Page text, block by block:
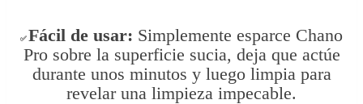
✅ Fácil de usar: Simplemente esparce Chano
Pro sobre la superficie sucia, deja que actúe
durante unos minutos y luego limpia para
revelar una limpieza impecable.